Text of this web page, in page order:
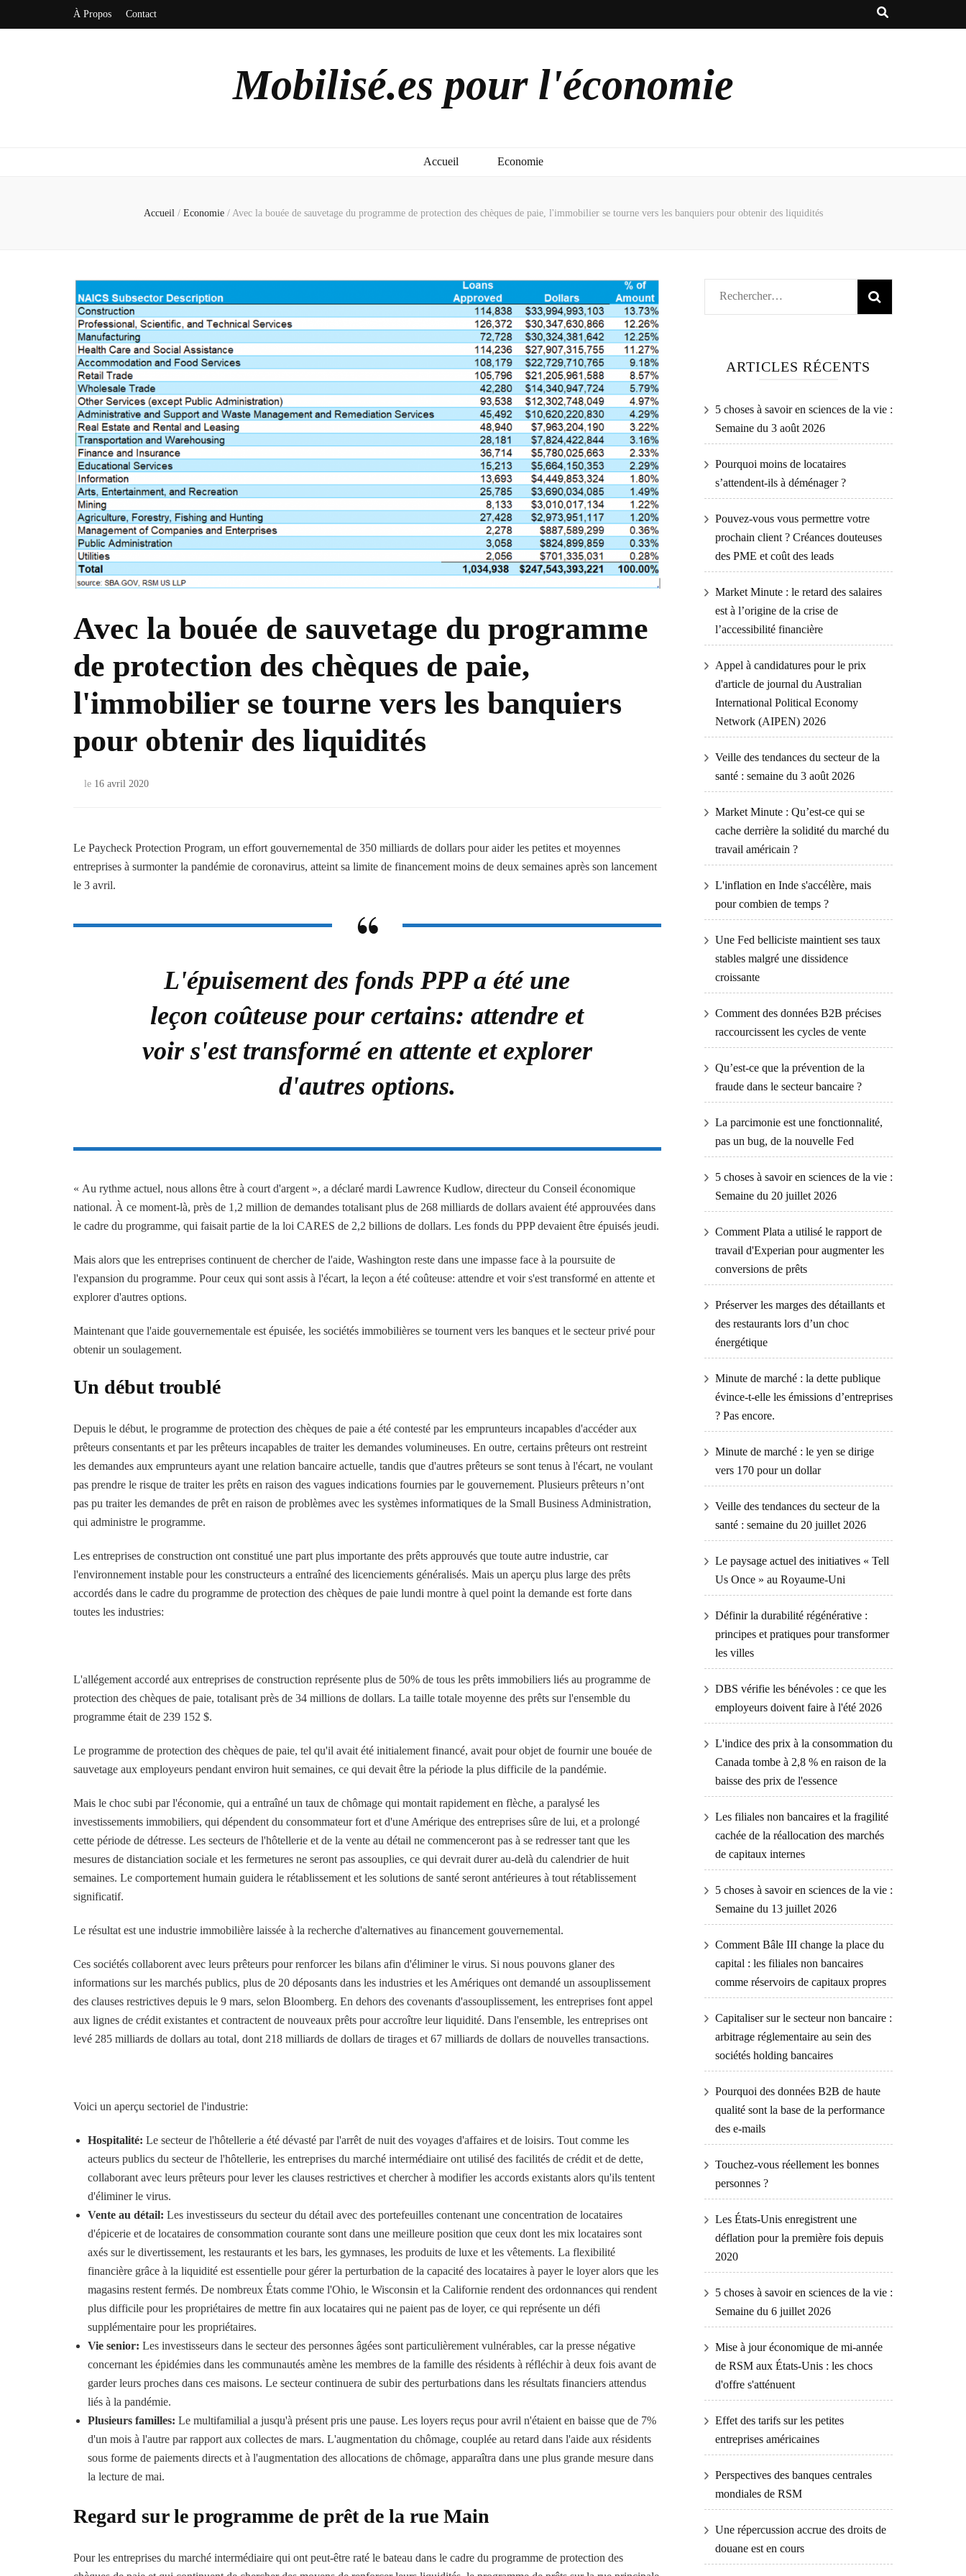
À Propos Contact
Mobilisé.es pour l'économie
Accueil Economie
Accueil / Economie / Avec la bouée de sauvetage du programme de protection des chèques de paie, l'immobilier se tourne vers les banquiers pour obtenir des liquidités
Avec la bouée de sauvetage du programme
de protection des chèques de paie,
l'immobilier se tourne vers les banquiers
pour obtenir des liquidités
le 16 avril 2020
Le Paycheck Protection Program, un effort gouvernemental de 350 milliards de dollars pour aider les petites et moyennes
entreprises à surmonter la pandémie de coronavirus, atteint sa limite de financement moins de deux semaines après son lancement
le 3 avril.
L'épuisement des fonds PPP a été une
leçon coûteuse pour certains: attendre et
voir s'est transformé en attente et explorer
d'autres options.
« Au rythme actuel, nous allons être à court d'argent », a déclaré mardi Lawrence Kudlow, directeur du Conseil économique
national. À ce moment-là, près de 1,2 million de demandes totalisant plus de 268 milliards de dollars avaient été approuvées dans
le cadre du programme, qui faisait partie de la loi CARES de 2,2 billions de dollars. Les fonds du PPP devaient être épuisés jeudi.
Mais alors que les entreprises continuent de chercher de l'aide, Washington reste dans une impasse face à la poursuite de
l'expansion du programme. Pour ceux qui sont assis à l'écart, la leçon a été coûteuse: attendre et voir s'est transformé en attente et
explorer d'autres options.
Maintenant que l'aide gouvernementale est épuisée, les sociétés immobilières se tournent vers les banques et le secteur privé pour
obtenir un soulagement.
Un début troublé
Depuis le début, le programme de protection des chèques de paie a été contesté par les emprunteurs incapables d'accéder aux
prêteurs consentants et par les prêteurs incapables de traiter les demandes volumineuses. En outre, certains prêteurs ont restreint
les demandes aux emprunteurs ayant une relation bancaire actuelle, tandis que d'autres prêteurs se sont tenus à l'écart, ne voulant
pas prendre le risque de traiter les prêts en raison des vagues indications fournies par le gouvernement. Plusieurs prêteurs n’ont
pas pu traiter les demandes de prêt en raison de problèmes avec les systèmes informatiques de la Small Business Administration,
qui administre le programme.
Les entreprises de construction ont constitué une part plus importante des prêts approuvés que toute autre industrie, car
l'environnement instable pour les constructeurs a entraîné des licenciements généralisés. Mais un aperçu plus large des prêts
accordés dans le cadre du programme de protection des chèques de paie lundi montre à quel point la demande est forte dans
toutes les industries:
L'allégement accordé aux entreprises de construction représente plus de 50% de tous les prêts immobiliers liés au programme de
protection des chèques de paie, totalisant près de 34 millions de dollars. La taille totale moyenne des prêts sur l'ensemble du
programme était de 239 152 $.
Le programme de protection des chèques de paie, tel qu'il avait été initialement financé, avait pour objet de fournir une bouée de
sauvetage aux employeurs pendant environ huit semaines, ce qui devait être la période la plus difficile de la pandémie.
Mais le choc subi par l'économie, qui a entraîné un taux de chômage qui montait rapidement en flèche, a paralysé les
investissements immobiliers, qui dépendent du consommateur fort et d'une Amérique des entreprises sûre de lui, et a prolongé
cette période de détresse. Les secteurs de l'hôtellerie et de la vente au détail ne commenceront pas à se redresser tant que les
mesures de distanciation sociale et les fermetures ne seront pas assouplies, ce qui devrait durer au-delà du calendrier de huit
semaines. Le comportement humain guidera le rétablissement et les solutions de santé seront antérieures à tout rétablissement
significatif.
Le résultat est une industrie immobilière laissée à la recherche d'alternatives au financement gouvernemental.
Ces sociétés collaborent avec leurs prêteurs pour renforcer les bilans afin d'éliminer le virus. Si nous pouvons glaner des
informations sur les marchés publics, plus de 20 déposants dans les industries et les Amériques ont demandé un assouplissement
des clauses restrictives depuis le 9 mars, selon Bloomberg. En dehors des covenants d'assouplissement, les entreprises font appel
aux lignes de crédit existantes et contractent de nouveaux prêts pour accroître leur liquidité. Dans l'ensemble, les entreprises ont
levé 285 milliards de dollars au total, dont 218 milliards de dollars de tirages et 67 milliards de dollars de nouvelles transactions.
Voici un aperçu sectoriel de l'industrie:
Hospitalité: Le secteur de l'hôtellerie a été dévasté par l'arrêt de nuit des voyages d'affaires et de loisirs. Tout comme les
acteurs publics du secteur de l'hôtellerie, les entreprises du marché intermédiaire ont utilisé des facilités de crédit et de dette,
collaborant avec leurs prêteurs pour lever les clauses restrictives et chercher à modifier les accords existants alors qu'ils tentent
d'éliminer le virus.
Vente au détail: Les investisseurs du secteur du détail avec des portefeuilles contenant une concentration de locataires
d'épicerie et de locataires de consommation courante sont dans une meilleure position que ceux dont les mix locataires sont
axés sur le divertissement, les restaurants et les bars, les gymnases, les produits de luxe et les vêtements. La flexibilité
financière grâce à la liquidité est essentielle pour gérer la perturbation de la capacité des locataires à payer le loyer alors que les
magasins restent fermés. De nombreux États comme l'Ohio, le Wisconsin et la Californie rendent des ordonnances qui rendent
plus difficile pour les propriétaires de mettre fin aux locataires qui ne paient pas de loyer, ce qui représente un défi
supplémentaire pour les propriétaires.
Vie senior: Les investisseurs dans le secteur des personnes âgées sont particulièrement vulnérables, car la presse négative
concernant les épidémies dans les communautés amène les membres de la famille des résidents à réfléchir à deux fois avant de
garder leurs proches dans ces maisons. Le secteur continuera de subir des perturbations dans les résultats financiers attendus
liés à la pandémie.
Plusieurs familles: Le multifamilial a jusqu'à présent pris une pause. Les loyers reçus pour avril n'étaient en baisse que de 7%
d'un mois à l'autre par rapport aux collectes de mars. L'augmentation du chômage, couplée au retard dans l'aide aux résidents
sous forme de paiements directs et à l'augmentation des allocations de chômage, apparaîtra dans une plus grande mesure dans
la lecture de mai.
Regard sur le programme de prêt de la rue Main
Pour les entreprises du marché intermédiaire qui ont peut-être raté le bateau dans le cadre du programme de protection des
Rechercher :
ARTICLES RÉCENTS
5 choses à savoir en sciences de la vie :
Semaine du 3 août 2026
Pourquoi moins de locataires
s’attendent-ils à déménager ?
Pouvez-vous vous permettre votre
prochain client ? Créances douteuses
des PME et coût des leads
Market Minute : le retard des salaires
est à l’origine de la crise de
l’accessibilité financière
Appel à candidatures pour le prix
d'article de journal du Australian
International Political Economy
Network (AIPEN) 2026
Veille des tendances du secteur de la
santé : semaine du 3 août 2026
Market Minute : Qu’est-ce qui se
cache derrière la solidité du marché du
travail américain ?
L'inflation en Inde s'accélère, mais
pour combien de temps ?
Une Fed belliciste maintient ses taux
stables malgré une dissidence
croissante
Comment des données B2B précises
raccourcissent les cycles de vente
Qu’est-ce que la prévention de la
fraude dans le secteur bancaire ?
La parcimonie est une fonctionnalité,
pas un bug, de la nouvelle Fed
5 choses à savoir en sciences de la vie :
Semaine du 20 juillet 2026
Comment Plata a utilisé le rapport de
travail d'Experian pour augmenter les
conversions de prêts
Préserver les marges des détaillants et
des restaurants lors d’un choc
énergétique
Minute de marché : la dette publique
évince-t-elle les émissions d’entreprises
? Pas encore.
Minute de marché : le yen se dirige
vers 170 pour un dollar
Veille des tendances du secteur de la
santé : semaine du 20 juillet 2026
Le paysage actuel des initiatives « Tell
Us Once » au Royaume-Uni
Définir la durabilité régénérative :
principes et pratiques pour transformer
les villes
DBS vérifie les bénévoles : ce que les
employeurs doivent faire à l'été 2026
L'indice des prix à la consommation du
Canada tombe à 2,8 % en raison de la
baisse des prix de l'essence
Les filiales non bancaires et la fragilité
cachée de la réallocation des marchés
de capitaux internes
5 choses à savoir en sciences de la vie :
Semaine du 13 juillet 2026
Comment Bâle III change la place du
capital : les filiales non bancaires
comme réservoirs de capitaux propres
Capitaliser sur le secteur non bancaire :
arbitrage réglementaire au sein des
sociétés holding bancaires
Pourquoi des données B2B de haute
qualité sont la base de la performance
des e-mails
Touchez-vous réellement les bonnes
personnes ?
Les États-Unis enregistrent une
déflation pour la première fois depuis
2020
5 choses à savoir en sciences de la vie :
Semaine du 6 juillet 2026
Mise à jour économique de mi-année
de RSM aux États-Unis : les chocs
d'offre s'atténuent
Effet des tarifs sur les petites
entreprises américaines
Perspectives des banques centrales
mondiales de RSM
Une répercussion accrue des droits de
douane est en cours